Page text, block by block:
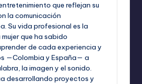
que reflejan su
la comunicación
Su vida profesional es la
que ha sabido
de cada experiencia y
—Colombia y España— a
la imagen y el sonido.
desarrollando proyectos y